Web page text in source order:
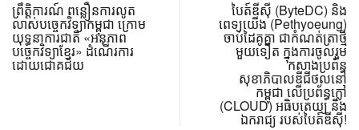
ព្រឹត្តិការណ៍ ពន្លឿនការលូត
លាស់បច្ចេកវិទ្យាកម្ពុជា ក្រោម
យុទ្ធនាការជាតិ «អនុភាព
បច្ចេកវិទ្យាខ្មែរ» ដំណើរការ
ដោយជោគជ័យ
បៃត៍ឌីស៊ី (ByteDC) និង
ពេទ្យយើង (Pethyoeung)
ចាប់ដៃគូគ្នា ជាកំណត់ត្រាថ្មី
មួយទៀត ក្នុងការចូលរួម
កសាងប្រព័ន្ធ
សុខាភិបាលឌីជីថល​នៅ
កម្ពុជា លើប្រព័ន្ធក្លៅ
(CLOUD) អធិបតេយ្យ និង
ឯករាជ្យ របស់បៃត៍ឌីស៊ី!